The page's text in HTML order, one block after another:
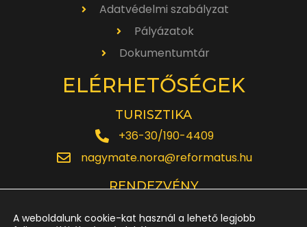
Adatvédelmi szabályzat
Pályázatok
Dokumentumtár
ELÉRHETŐSÉGEK
TURISZTIKA
+36-30/190-4409
nagymate.nora@reformatus.hu
RENDEZVÉNY
A weboldalunk cookie-kat használ a lehető legjobb